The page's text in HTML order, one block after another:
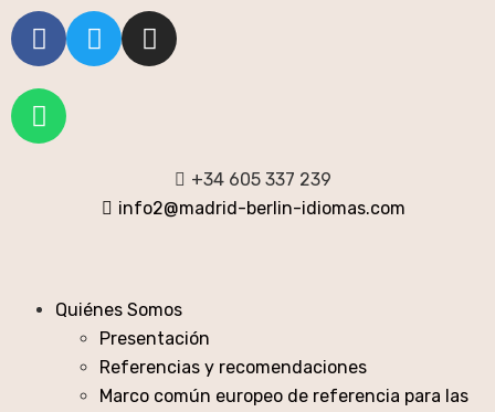
+34 605 337 239
info2@madrid-berlin-idiomas.com
Quiénes Somos
Presentación
Referencias y recomendaciones
Marco común europeo de referencia para las